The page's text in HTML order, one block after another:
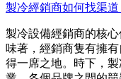
製冷經銷商如何找渠
製冷設備經銷商的核
味著，經銷商隻有擁
得一席之地。時下，